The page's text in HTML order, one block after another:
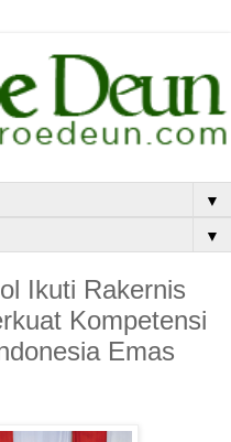
▼
▼
Ikuti Rakernis
Kompetensi
Emas